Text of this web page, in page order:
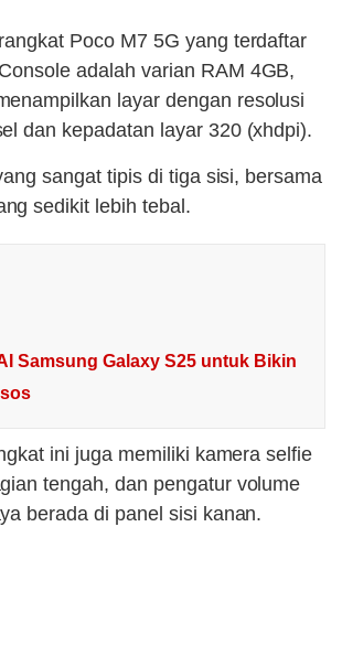
Poco M7 5G yang terdaftar
adalah varian RAM 4GB,
layar dengan resolusi
dan kepadatan layar 320 (xhdpi).
sangat tipis di tiga sisi, bersama
sedikit lebih tebal.
Samsung Galaxy S25 untuk Bikin
ini juga memiliki kamera selfie
tengah, dan pengatur volume
berada di panel sisi kanan.